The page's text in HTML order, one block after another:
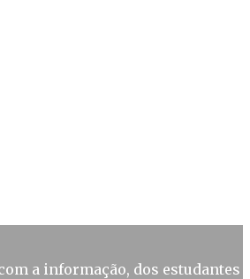
a informação, dos estudantes